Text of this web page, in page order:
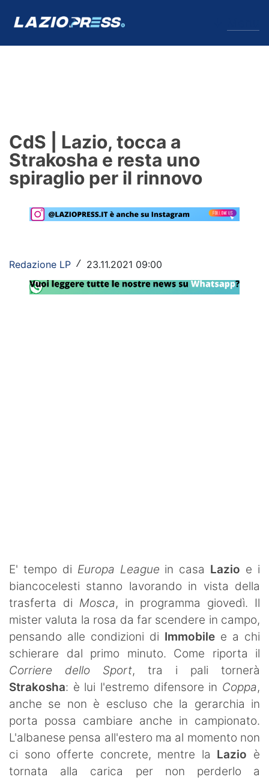
Formello
Infortuni
Primavera
Lazio Women
Rassegna Lazio
Contatti
CdS | Lazio, tocca a
Strakosha e resta uno
spiraglio per il rinnovo
Redazione LP / 23.11.2021 09:00
E' tempo di Europa League in casa Lazio e i
biancocelesti stanno lavorando in vista della
trasferta di Mosca, in programma giovedì. Il
mister valuta la rosa da far scendere in campo,
pensando alle condizioni di Immobile e a chi
schierare dal primo minuto. Come riporta il
Corriere dello Sport, tra i pali tornerà
Strakosha: è lui l'estremo difensore in Coppa,
anche se non è escluso che la gerarchia in
porta possa cambiare anche in campionato.
L'albanese pensa all'estero ma al momento non
ci sono offerte concrete, mentre la Lazio è
tornata alla carica per non perderlo a